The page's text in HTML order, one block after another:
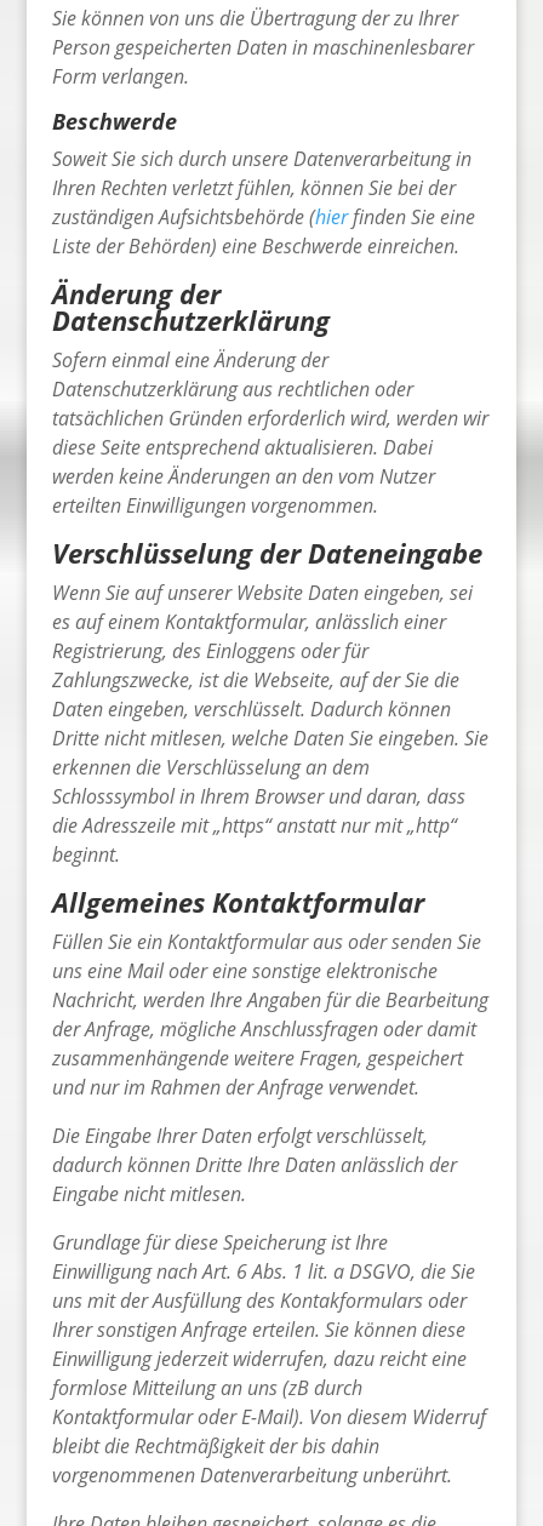
Sie können von uns die Übertragung der zu Ihrer
Person gespeicherten Daten in maschinenlesbarer
Form verlangen.
Beschwerde
Soweit Sie sich durch unsere Datenverarbeitung in
Ihren Rechten verletzt fühlen, können Sie bei der
zuständigen Aufsichtsbehörde (hierfinden Sie eine
Liste der Behörden) eine Beschwerde einreichen.
Änderung der
Datenschutzerklärung
Sofern einmal eine Änderung der
Datenschutzerklärung aus rechtlichen oder
tatsächlichen Gründen erforderlich wird, werden wir
diese Seite entsprechend aktualisieren. Dabei
werden keine Änderungen an den vom Nutzer
erteilten Einwilligungen vorgenommen.
Verschlüsselung der Dateneingabe
Wenn Sie auf unserer Website Daten eingeben, sei
es auf einem Kontaktformular, anlässlich einer
Registrierung, des Einloggens oder für
Zahlungszwecke, ist die Webseite, auf der Sie die
Daten eingeben, verschlüsselt. Dadurch können
Dritte nicht mitlesen, welche Daten Sie eingeben. Sie
erkennen die Verschlüsselung an dem
Schlosssymbol in Ihrem Browser und daran, dass
die Adresszeile mit „https“ anstatt nur mit „http“
beginnt.
Allgemeines Kontaktformular
Füllen Sie ein Kontaktformular aus oder senden Sie
uns eine Mail oder eine sonstige elektronische
Nachricht, werden Ihre Angaben für die Bearbeitung
der Anfrage, mögliche Anschlussfragen oder damit
zusammenhängende weitere Fragen, gespeichert
und nur im Rahmen der Anfrage verwendet.
Die Eingabe Ihrer Daten erfolgt verschlüsselt,
dadurch können Dritte Ihre Daten anlässlich der
Eingabe nicht mitlesen.
Grundlage für diese Speicherung ist Ihre
Einwilligung nach Art. 6 Abs. 1 lit. a DSGVO, die Sie
uns mit der Ausfüllung des Kontakformulars oder
Ihrer sonstigen Anfrage erteilen. Sie können diese
Einwilligung jederzeit widerrufen, dazu reicht eine
formlose Mitteilung an uns (zB durch
Kontaktformular oder E-Mail). Von diesem Widerruf
bleibt die Rechtmäßigkeit der bis dahin
vorgenommenen Datenverarbeitung unberührt.